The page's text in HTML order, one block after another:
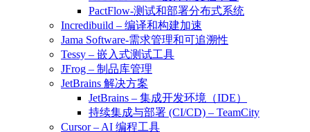
PactFlow-测试和部署分布式系统
Incredibuild – 编译和构建加速
Jama Software-需求管理和可追溯性
Tessy – 嵌入式测试工具
JFrog – 制品库管理
JetBrains 解决方案
JetBrains – 集成开发环境（IDE）
持续集成与部署 (CI/CD) – TeamCity
Cursor – AI 编程工具